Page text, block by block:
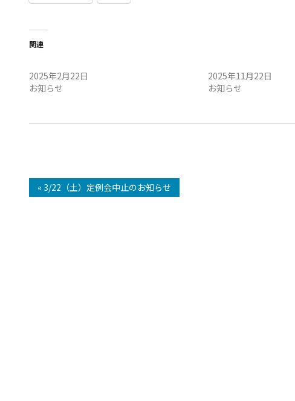
関連
2025年2月22日
お知らせ
2025年11月22日
お知らせ
« 3/22（土）定例会中止のお知らせ